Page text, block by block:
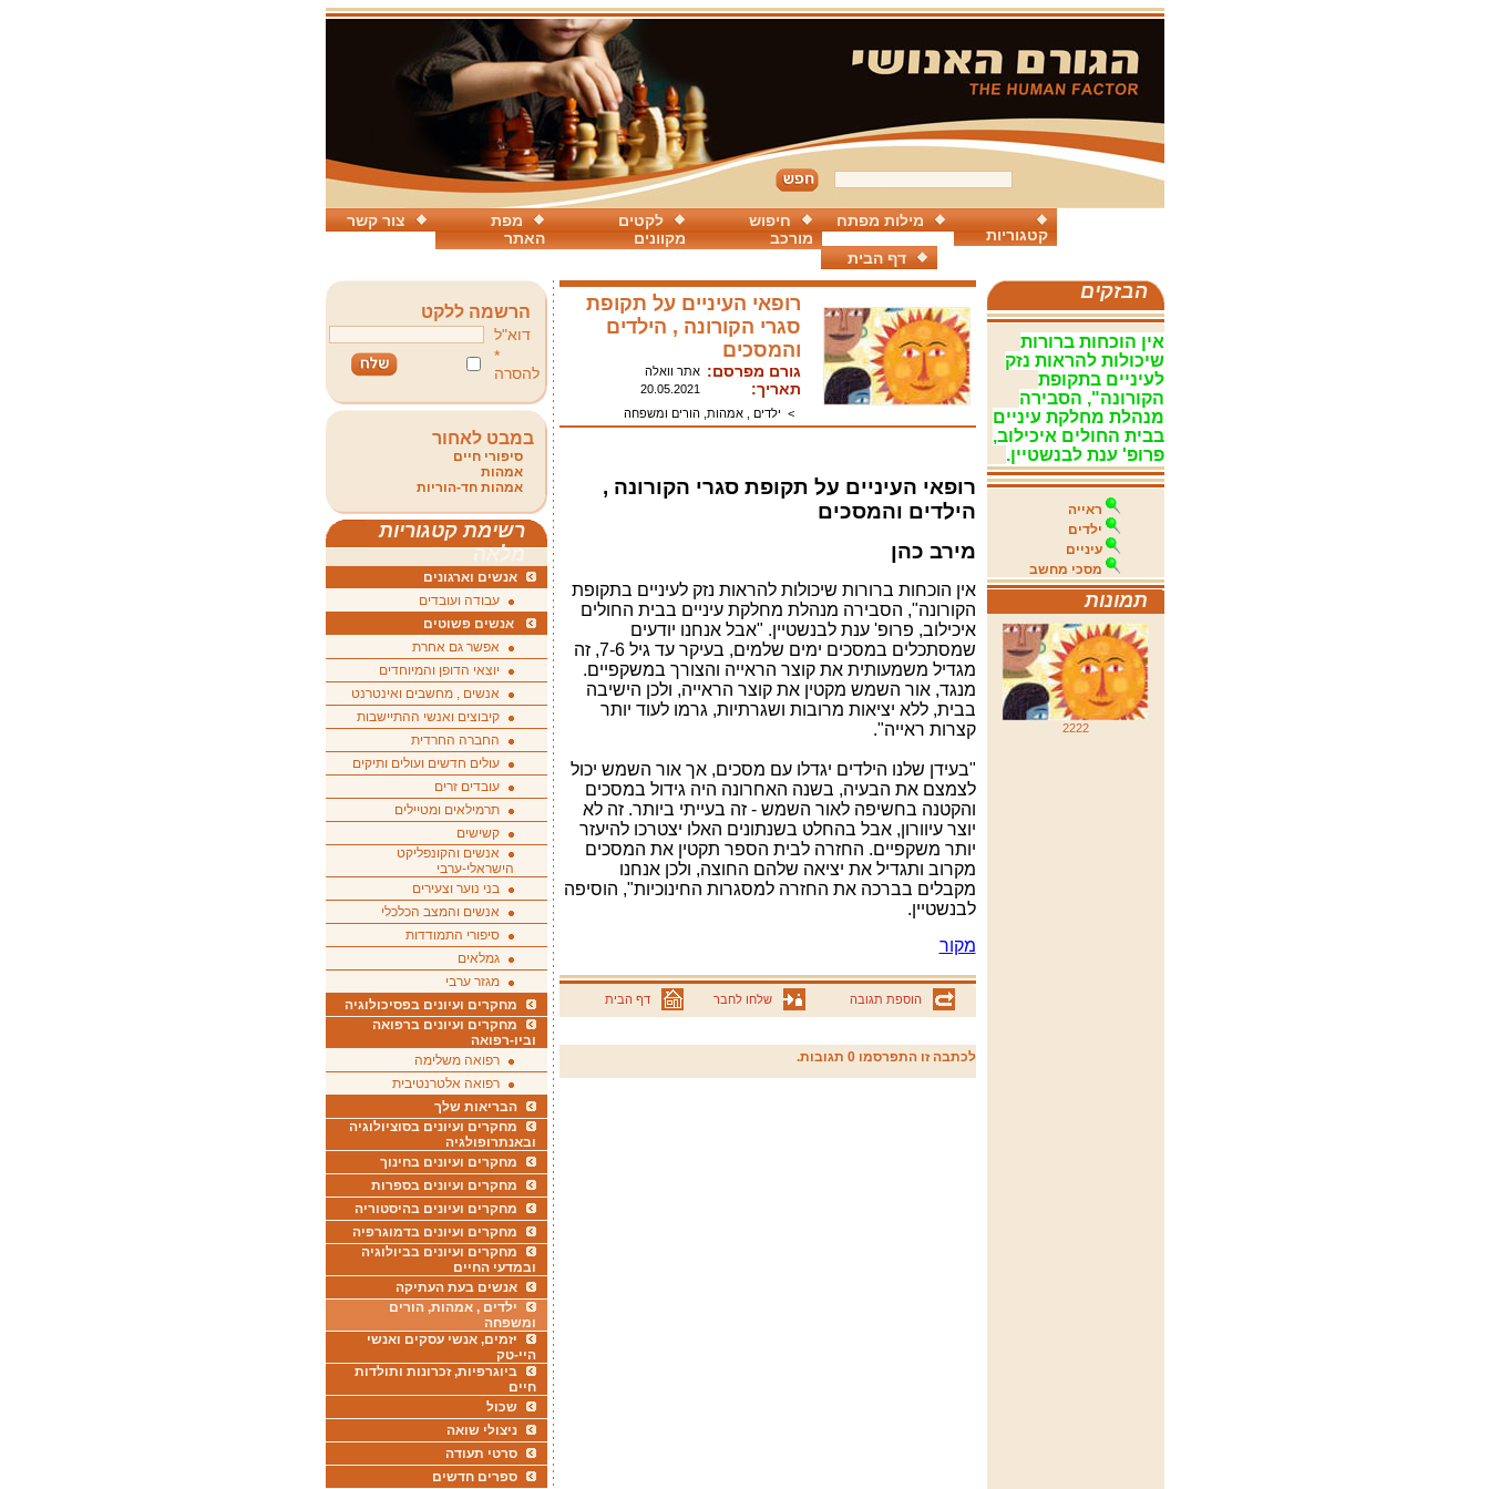
צור קשר
מפת
האתר
לקטים
מקוונים
חיפוש
מורכב
מילות מפתח
קטגוריות
דף הבית
הבזקים
אין הוכחות ברורות
שיכולות להראות נזק
לעיניים בתקופת
הקורונה", הסבירה
מנהלת מחלקת עיניים
בבית החולים איכילוב,
פרופ' ענת לבנשטיין.
ראייה
ילדים
עיניים
מסכי מחשב
תמונות
2222
רופאי העיניים על תקופת
סגרי הקורונה , הילדים
והמסכים
גורם מפרסם: אתר וואלה
תאריך:
20.05.2021
> ילדים , אמהות, הורים ומשפחה
רופאי העיניים על תקופת סגרי הקורונה ,
הילדים והמסכים
מירב כהן
אין הוכחות ברורות שיכולות להראות נזק לעיניים בתקופת
הקורונה", הסבירה מנהלת מחלקת עיניים בבית החולים
איכילוב, פרופ' ענת לבנשטיין. "אבל אנחנו יודעים
שמסתכלים במסכים ימים שלמים, בעיקר עד גיל 7-6, זה
מגדיל משמעותית את קוצר הראייה והצורך במשקפיים.
מנגד, אור השמש מקטין את קוצר הראייה, ולכן הישיבה
בבית, ללא יציאות מרובות ושגרתיות, גרמו לעוד יותר
קצרות ראייה".
"בעידן שלנו הילדים יגדלו עם מסכים, אך אור השמש יכול
לצמצם את הבעיה, בשנה האחרונה היה גידול במסכים
והקטנה בחשיפה לאור השמש - זה בעייתי ביותר. זה לא
יוצר עיוורון, אבל בהחלט בשנתונים האלו יצטרכו להיעזר
יותר משקפיים. החזרה לבית הספר תקטין את המסכים
מקרוב ותגדיל את יציאה שלהם החוצה, ולכן אנחנו
מקבלים בברכה את החזרה למסגרות החינוכיות", הוסיפה
לבנשטיין.
מקור
הוספת תגובה שלחו לחבר דף הבית
לכתבה זו התפרסמו 0 תגובות.
הרשמה ללקט
דוא"ל
*
להסרה
במבט לאחור
סיפורי חיים
אמהות
אמהות חד-הוריות
רשימת קטגוריות
מלאה
אנשים וארגונים
עבודה ועובדים
אנשים פשוטים
אפשר גם אחרת
יוצאי הדופן והמיוחדים
אנשים , מחשבים ואינטרנט
קיבוצים ואנשי ההתיישבות
החברה החרדית
עולים חדשים ועולים ותיקים
עובדים זרים
תרמילאים ומטיילים
קשישים
אנשים והקונפליקט
הישראלי-ערבי
בני נוער וצעירים
אנשים והמצב הכלכלי
סיפורי התמודדות
גמלאים
מגזר ערבי
מחקרים ועיונים בפסיכולוגיה
מחקרים ועיונים ברפואה
וביו-רפואה
רפואה משלימה
רפואה אלטרנטיבית
הבריאות שלך
מחקרים ועיונים בסוציולוגיה
ובאנתרופולגיה
מחקרים ועיונים בחינוך
מחקרים ועיונים בספרות
מחקרים ועיונים בהיסטוריה
מחקרים ועיונים בדמוגרפיה
מחקרים ועיונים בביולוגיה
ובמדעי החיים
אנשים בעת העתיקה
ילדים , אמהות, הורים
ומשפחה
יזמים, אנשי עסקים ואנשי
היי-טק
ביוגרפיות, זכרונות ותולדות
חיים
שכול
ניצולי שואה
סרטי תעודה
ספרים חדשים